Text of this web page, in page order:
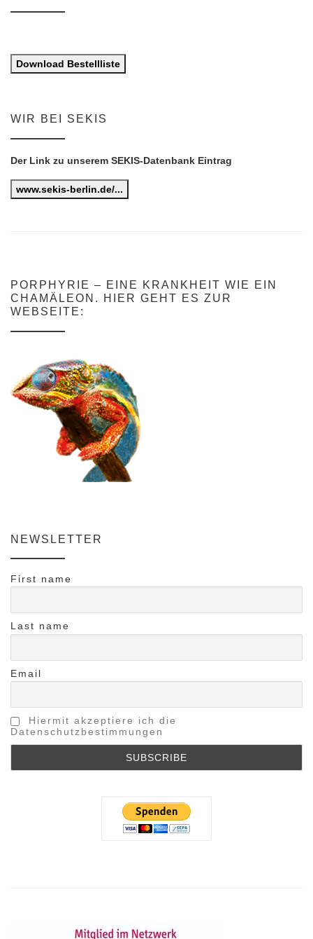
Download Bestellliste
WIR BEI SEKIS
Der Link zu unserem SEKIS-Datenbank Eintrag
www.sekis-berlin.de/...
PORPHYRIE – EINE KRANKHEIT WIE EIN
CHAMÄLEON. HIER GEHT ES ZUR
WEBSEITE:
NEWSLETTER
First name
Last name
Email
Hiermit akzeptiere ich die
Datenschutzbestimmungen